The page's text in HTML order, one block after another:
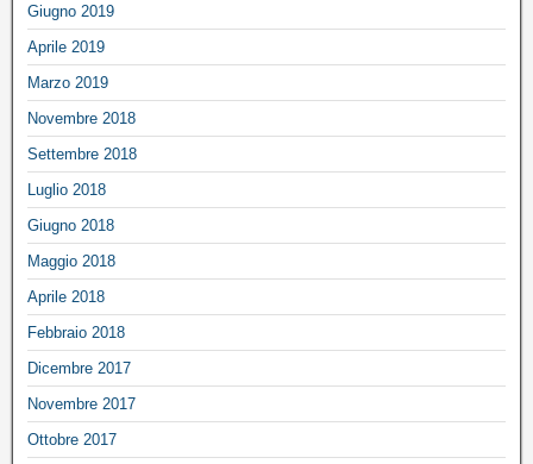
Giugno 2019
Aprile 2019
Marzo 2019
Novembre 2018
Settembre 2018
Luglio 2018
Giugno 2018
Maggio 2018
Aprile 2018
Febbraio 2018
Dicembre 2017
Novembre 2017
Ottobre 2017